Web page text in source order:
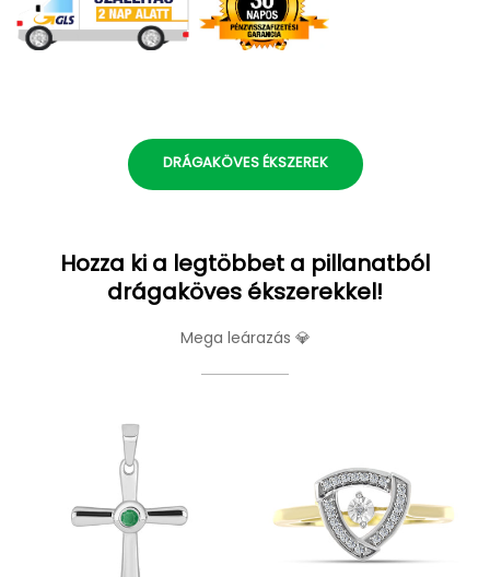
DRÁGAKÖVES ÉKSZEREK
Hozza ki a legtöbbet a pillanatból
drágaköves ékszerekkel!
Mega leárazás 💎